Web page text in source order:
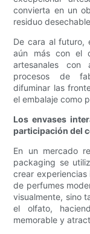
convierta en un
residuo
De cara al futuro,
aún más con el
artesanales con
procesos de
difuminar las
el embalaje como
Los envases
participación del
En un mercado
packaging se
crear experiencias
de perfumes
visualmente, sino
el olfato,
memorable y